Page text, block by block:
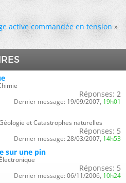
active commandée en tension »
Réponses: 2
Dernier message: 19/09/2007, 19h01
et Catastrophes naturelles
Réponses: 5
Dernier message: 28/03/2007, 14h53
sur une pin
Réponses: 5
Dernier message: 06/11/2006, 10h24